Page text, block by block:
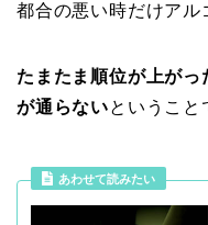
都合の悪い時だけアル
たまたま順位が上が
が通らないということ
あわせて読みたい